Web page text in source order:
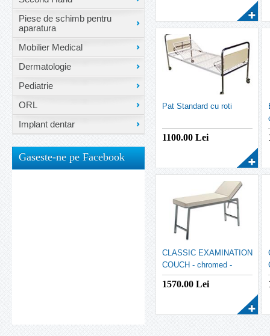
Piese de schimb pentru
aparatura
Mobilier Medical
Dermatologie
Pediatrie
ORL
Implant dentar
Gaseste-ne pe Facebook
Pat Standard cu roti
1100.00Lei
CLASSIC EXAMINATION
COUCH - chromed -
beige
1570.00Lei